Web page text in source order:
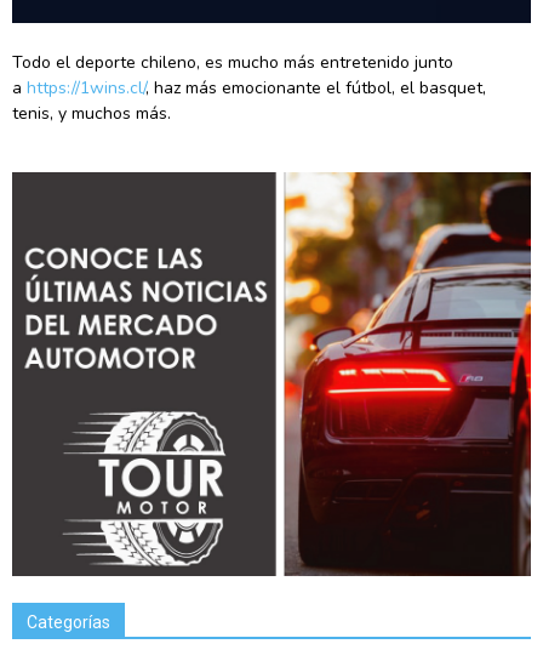
Todo el deporte chileno, es mucho más entretenido junto
a https://1wins.cl/, haz más emocionante el fútbol, el basquet,
tenis, y muchos más.
Categorías